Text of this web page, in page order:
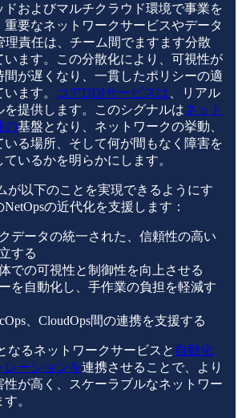
ドおよびマルチクラウド環境で事業を
重要なネットワークサービスやデータ
理責任は、チーム間でますます分散
います。この分散化により、可視性が
間が遅くなり、一貫したポリシーの適
ます。
コアDDIサービスは 、リアル
を提供します。このシグナルはネット
の基盤となり、ネットワークの挙動、
いる場所、そして何が間もなく障害を
いるかを明らかにします。
が以下のことを実現できるようにす
の近代化を支援します：
データの統一された、信頼性の高い
する
での可視性と制御性を向上させる
を自動化し、手作業の負担を軽減す
、CloudOps間の連携を支援する
なるネットワークサービスと 自動化
レーションを連携させることで、より
性が高く、スケーラブルなネットワー
。